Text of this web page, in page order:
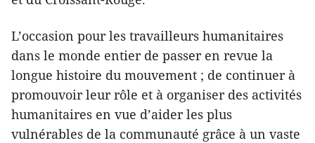
L’occasion pour les travailleurs humanitaires
dans le monde entier de passer en revue la
longue histoire du mouvement ; de continuer à
promouvoir leur rôle et à organiser des activités
humanitaires en vue d’aider les plus
vulnérables de la communauté grâce à un vaste